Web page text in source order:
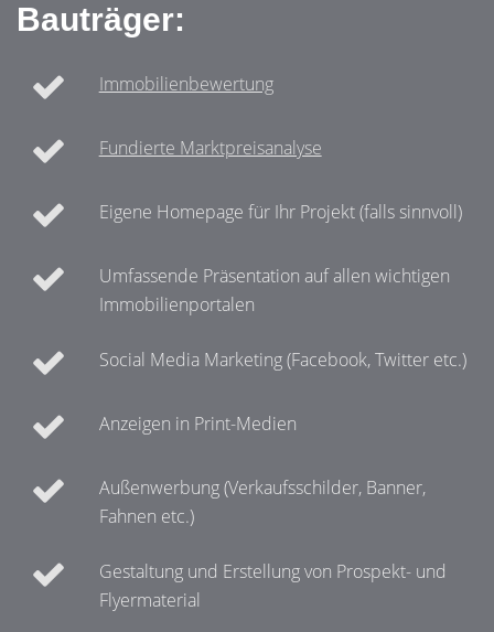
Bauträger:
Immobilienbewertung
Fundierte Marktpreisanalyse
Eigene Homepage für Ihr Projekt (falls sinnvoll)
Umfassende Präsentation auf allen wichtigen
Immobilienportalen
Social Media Marketing (Facebook, Twitter etc.)
Anzeigen in Print-Medien
Außenwerbung (Verkaufsschilder, Banner,
Fahnen etc.)
Gestaltung und Erstellung von Prospekt- und
Flyermaterial